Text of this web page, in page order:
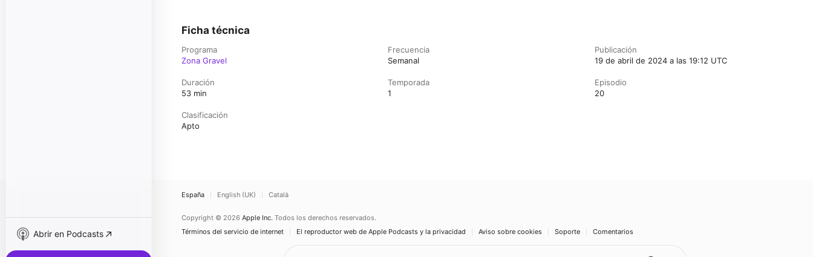
Abrir en Podcasts
Ficha técnica
Programa
Zona Gravel
Frecuencia
Semanal
Publicación
19 de abril de 2024 a las 19:12 UTC
Duración
53 min
Temporada
1
Episodio
20
Clasificación
Apto
España English (UK) Català
Copyright © 2026 Apple Inc. Todos los derechos reservados.
Términos del servicio de internet
El reproductor web de Apple Podcasts y la privacidad Aviso sobre cookies Soporte Comentarios